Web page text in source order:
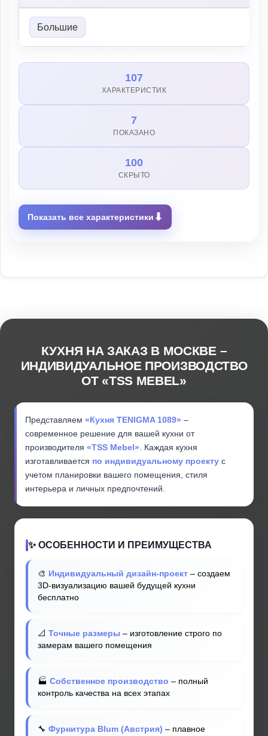
Большие
107
ХАРАКТЕРИСТИК
7
ПОКАЗАНО
100
СКРЫТО
Показать все характеристики ⬇
КУХНЯ НА ЗАКАЗ В МОСКВЕ –
ИНДИВИДУАЛЬНОЕ ПРОИЗВОДСТВО
ОТ «TSS MEBEL»
Представляем «Кухня TENIGMA 1089» –
современное решение для вашей кухни от
производителя «TSS Mebel». Каждая кухня
изготавливается по индивидуальному проекту с
учетом планировки вашего помещения, стиля
интерьера и личных предпочтений.
✨ ОСОБЕННОСТИ И ПРЕИМУЩЕСТВА
🎨 Индивидуальный дизайн-проект – создаем
3D-визуализацию вашей будущей кухни
бесплатно
📐 Точные размеры – изготовление строго по
замерам вашего помещения
🏭 Собственное производство – полный
контроль качества на всех этапах
🔧 Фурнитура Blum (Австрия) – плавное